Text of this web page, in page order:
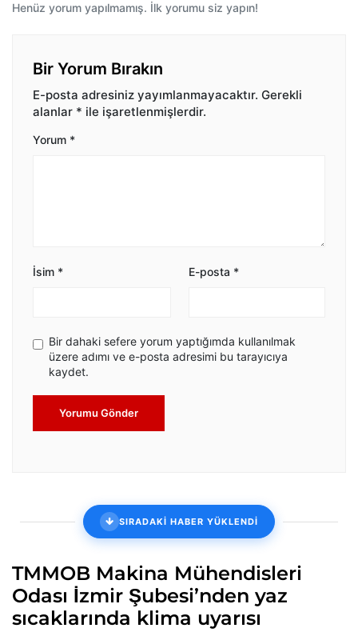
Henüz yorum yapılmamış. İlk yorumu siz yapın!
Bir Yorum Bırakın
E-posta adresiniz yayımlanmayacaktır. Gerekli
alanlar * ile işaretlenmişlerdir.
Yorum *
İsim * E-posta *
Bir dahaki sefere yorum yaptığımda kullanılmak
üzere adımı ve e-posta adresimi bu tarayıcıya
kaydet.
Yorumu Gönder
SIRADAKİ HABER YÜKLENDİ
TMMOB Makina Mühendisleri
Odası İzmir Şubesi’nden yaz
sıcaklarında klima uyarısı